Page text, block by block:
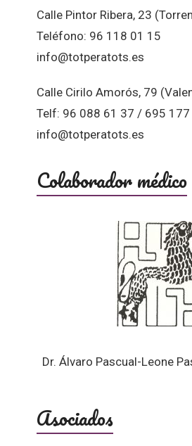
Calle Pintor Ribera, 23
Teléfono: 96 118 01 15
info@totperatots.es
Calle Cirilo Amorós, 79
Telf: 96 088 61 37 / 695
info@totperatots.es
Colaborador médico
Dr. Álvaro Pascual-Leone
Asociados